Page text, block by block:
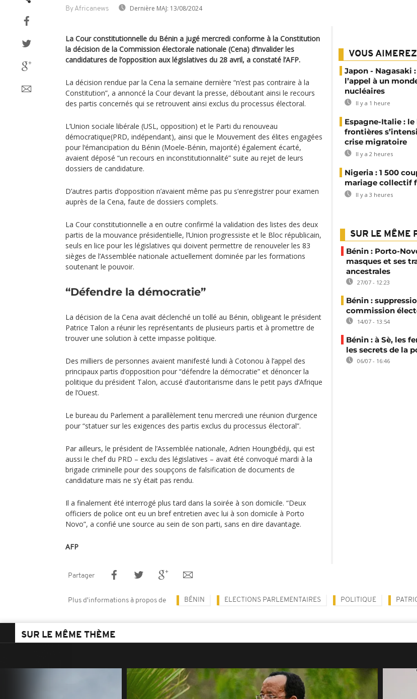
By Africanews Dernière MAJ: 13/08/2024
La Cour constitutionnelle du Bénin a jugé mercredi conforme à la Constitution
la décision de la Commission électorale nationale (Cena) d’invalider les
candidatures de l’opposition aux législatives du 28 avril, a constaté l’AFP.
La décision rendue par la Cena la semaine dernière “n’est pas contraire à la
Constitution”, a annoncé la Cour devant la presse, déboutant ainsi le recours
des partis concernés qui se retrouvent ainsi exclus du processus électoral.
L’Union sociale libérale (USL, opposition) et le Parti du renouveau
démocratique(PRD, indépendant), ainsi que le Mouvement des élites engagées
pour l‘émancipation du Bénin (Moele-Bénin, majorité) également écarté,
avaient déposé “un recours en inconstitutionnalité” suite au rejet de leurs
dossiers de candidature.
D’autres partis d’opposition n’avaient même pas pu s’enregistrer pour examen
auprès de la Cena, faute de dossiers complets.
La Cour constitutionnelle a en outre confirmé la validation des listes des deux
partis de la mouvance présidentielle, l’Union progressiste et le Bloc républicain,
seuls en lice pour les législatives qui doivent permettre de renouveler les 83
sièges de l’Assemblée nationale actuellement dominée par les formations
soutenant le pouvoir.
“Défendre la démocratie”
La décision de la Cena avait déclenché un tollé au Bénin, obligeant le président
Patrice Talon a réunir les représentants de plusieurs partis et à promettre de
trouver une solution à cette impasse politique.
Des milliers de personnes avaient manifesté lundi à Cotonou à l’appel des
principaux partis d’opposition pour “défendre la démocratie” et dénoncer la
politique du président Talon, accusé d’autoritarisme dans le petit pays d’Afrique
de l’Ouest.
Le bureau du Parlement a parallèlement tenu mercredi une réunion d’urgence
pour “statuer sur les exigences des partis exclus du processus électoral”.
Par ailleurs, le président de l’Assemblée nationale, Adrien Houngbédji, qui est
aussi le chef du PRD – exclu des législatives – avait été convoqué mardi à la
brigade criminelle pour des soupçons de falsification de documents de
candidature mais ne s’y était pas rendu.
Il a finalement été interrogé plus tard dans la soirée à son domicile. “Deux
officiers de police ont eu un bref entretien avec lui à son domicile à Porto
Novo”, a confié une source au sein de son parti, sans en dire davantage.
AFP
VOUS
Japon - Nagasaki :
l’appel à un
nucléaires
Il y a 1 heure
Espagne-Italie : le
frontières
crise migratoire
Il y a 2 heures
Nigeria : 1 500
mariage collectif
Il y a 3 heures
SUR LE MÊME
Bénin : Porto-
masques et ses
ancestrales
27/07 - 12:23
Bénin :
commission
14/07 - 13:54
Bénin : à Sè, les
les secrets de la
06/07 - 16:46
Partager
Plus d'informations à propos de BÉNIN ELECTIONS PARLEMENTAIRES POLITIQUE
SUR LE MÊME THÈME